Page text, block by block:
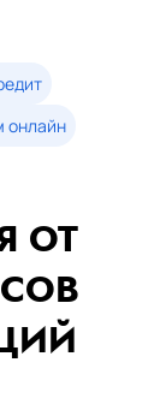
онлайн
ОТ